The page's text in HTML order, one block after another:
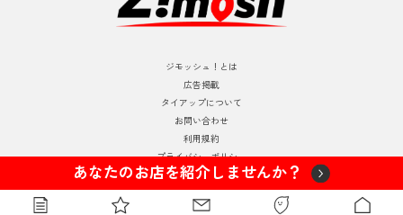
ジモッシュ！とは
広告掲載
タイアップについて
お問い合わせ
利用規約
プライバシーポリシー
運営情報
© 2024 Zimosh
あなたのお店を紹介しませんか？